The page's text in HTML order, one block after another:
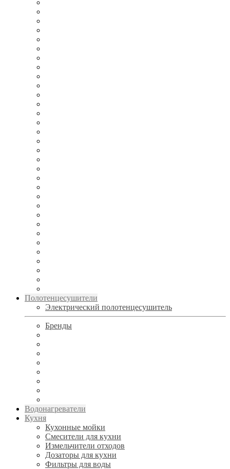
Полотенцесушители
Электрический полотенцесушитель
Бренды
Водонагреватели
Кухня
Кухонные мойки
Смесители для кухни
Измельчители отходов
Дозаторы для кухни
Фильтры для воды